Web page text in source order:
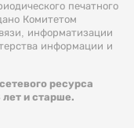
печатного
Комитетом
информатизации
информации и
ресурса
и старше.